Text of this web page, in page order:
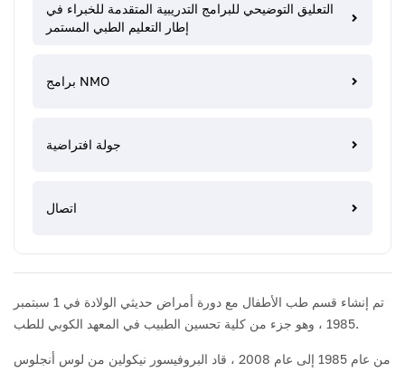
التعليق التوضيحي للبرامج التدريبية المتقدمة للخبراء في
إطار التعليم الطبي المستمر
برامج NMO
جولة افتراضية
اتصال
تم إنشاء قسم طب الأطفال مع دورة أمراض حديثي الولادة في 1 سبتمبر
1985 ، وهو جزء من كلية تحسين الطبيب في المعهد الكوبي للطب.
من عام 1985 إلى عام 2008 ، قاد البروفيسور نيكولين من لوس أنجلوس